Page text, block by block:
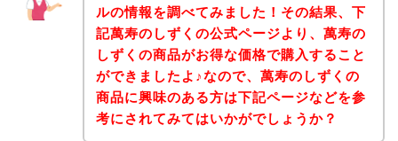
ルの情報を調べてみました！その結果、下
記萬寿のしずくの公式ページより、萬寿の
しずくの商品がお得な価格で購入すること
ができましたよ♪なので、萬寿のしずくの
商品に興味のある方は下記ページなどを参
考にされてみてはいかがでしょうか？